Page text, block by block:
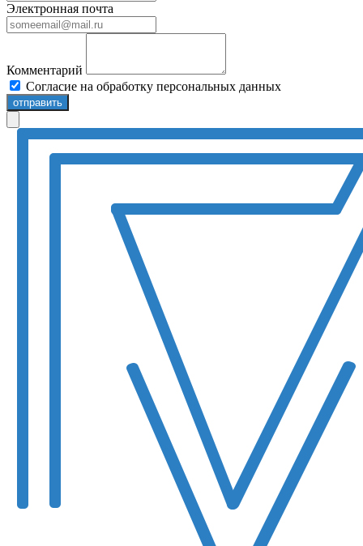
Электронная почта
Комментарий
Согласие на обработку персональных данных
отправить